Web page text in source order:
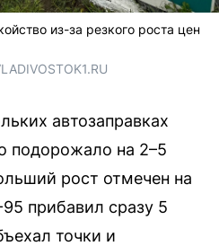
из-за резкого роста цен
автозаправках
подорожало на 2–5
рост отмечен на
прибавил сразу 5
точки и